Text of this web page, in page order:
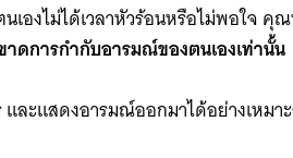
องไม่ได้เวลาหัวร้อนหรือไม่พอใจ
าดการกำกับอารมณ์ของตนเองเท่านั้น
และแสดงอารมณ์ออกมาได้อย่างเหมา